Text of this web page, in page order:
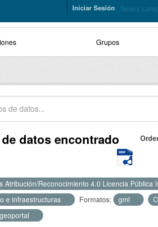
Select
Iniciar Sesión
Grupos
datos encontrado
Atribución/Reconocimiento 4.0 Licencia
e infraestructuras Formatos: gml
geoportal